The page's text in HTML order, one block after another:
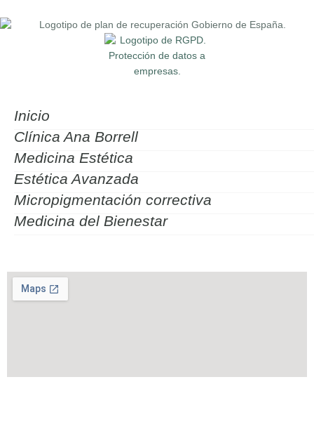
Inicio
Clínica Ana Borrell
Medicina Estética
Estética Avanzada
Micropigmentación correctiva
Medicina del Bienestar